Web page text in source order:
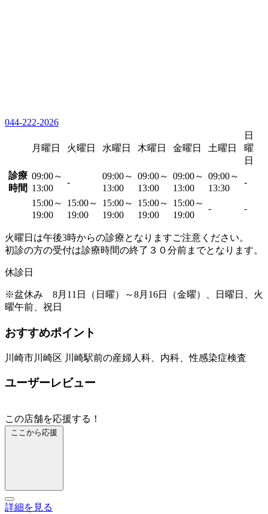
044-222-2026
月曜日 火曜日 水曜日 木曜日 金曜日 土曜日
日
曜
日
診療
時間
09:00～
13:00
-
09:00～
13:00
09:00～
13:00
09:00～
13:00
09:00～
13:30
-
15:00～
19:00
15:00～
19:00
15:00～
19:00
15:00～
19:00
15:00～
19:00
- -
火曜日は午後3時からの診療となりますご注意ください。
初診の方の受付は診療時間の終了３０分前までとなります。
休診日
※盆休み 8月11日（日曜）～8月16日（金曜）、日曜日、火
曜午前、祝日
おすすめポイント
川崎市川崎区 川崎駅前の産婦人科、内科、性感染症検査
ユーザーレビュー
この店舗を応援する！
ここから応援
詳細を見る